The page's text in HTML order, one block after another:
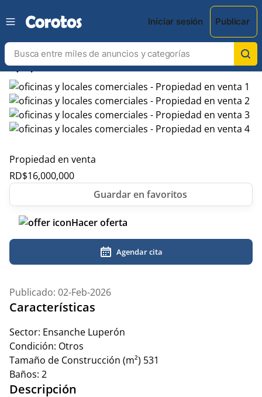
Iniciar sesión Publicar
chevron_leftchevron_right
Propiedad en venta
RD$16,000,000
Hacer oferta
Agendar cita
Publicado: 02-Feb-2026
Características
Sector: Ensanche Luperón
Condición: Otros
Tamaño de Construcción (m²) 531
Baños: 2
Descripción